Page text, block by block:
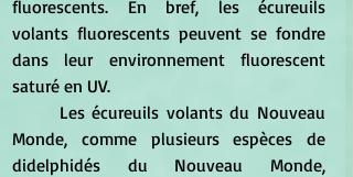
fluorescents. En bref, les écureuils
volants fluorescents peuvent se fondre
dans leur environnement fluorescent
saturé en UV.
Monde, comme plusieurs espèces de
didelphidés du Nouveau Monde,